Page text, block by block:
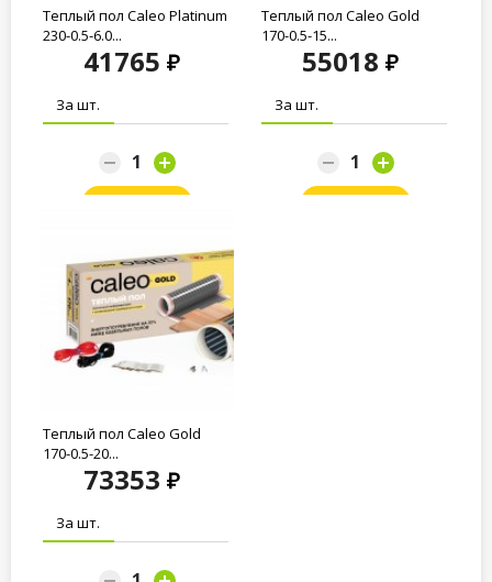
Теплый пол Caleo Platinum
230-0.5-6.0...
41765
За шт.
Заказать
Теплый пол Caleo Gold
170-0.5-15...
55018
За шт.
Заказать
Теплый пол Caleo Gold
170-0.5-20...
73353
За шт.